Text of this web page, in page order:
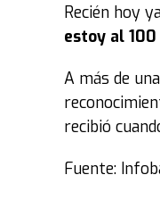
Recién hoy
estoy al
A más de
recibió
Fuente: